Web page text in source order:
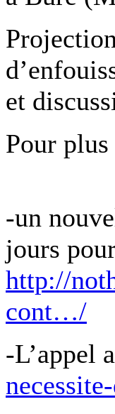
et
Pour
-un
jours
http://
cont…/
-L’appel